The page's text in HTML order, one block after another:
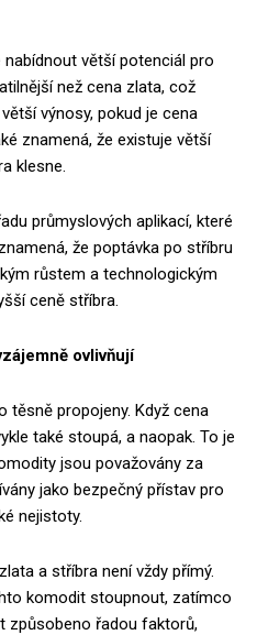
větší potenciál pro
než cena zlata, což
výnosy, pokud je cena
znamená, že existuje větší
klesne.
průmyslových aplikací, které
že poptávka po stříbru
růstem a technologickým
ceně stříbra.
ovlivňují
těsně propojeny. Když cena
také stoupá, a naopak. To je
jsou považovány za
jako bezpečný přístav pro
nejistoty.
a stříbra není vždy přímý.
komodit stoupnout, zatímco
způsobeno řadou faktorů,